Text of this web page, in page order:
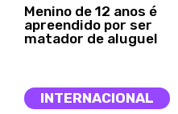
Menino de 12 anos é
apreendido por ser
matador de aluguel
INTERNACIONAL